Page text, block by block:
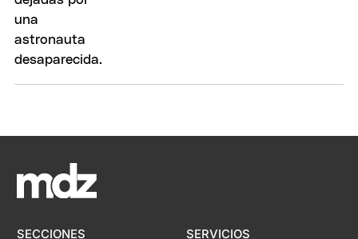
SECCIONES SERVICIOS